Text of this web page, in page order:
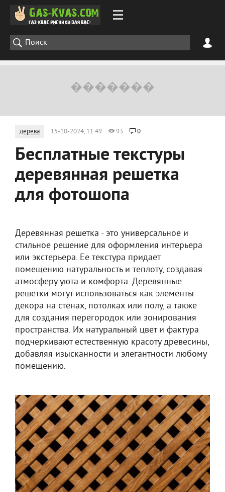
дерева 15-10-2024, 11:49 93 0
Бесплатные текстуры
деревянная решетка
для фотошопа
Деревянная решетка - это универсальное и
стильное решение для оформления интерьера
или экстерьера. Ее текстура придает
помещению натуральность и теплоту, создавая
атмосферу уюта и комфорта. Деревянные
решетки могут использоваться как элементы
декора на стенах, потолках или полу, а также
для создания перегородок или зонирования
пространства. Их натуральный цвет и фактура
подчеркивают естественную красоту древесины,
добавляя изысканности и элегантности любому
помещению.